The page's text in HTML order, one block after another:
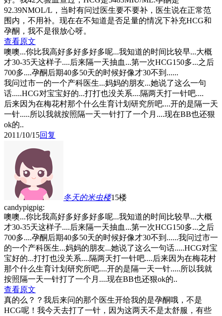
92.39NMOL/L，当时有问过医生要不要补，医生说在正常范
围内，不用补。现在在不知道是否足量的情况下补充HCG和
孕酮，我不是很放心呀。
查看原文
噢噢...你比我高好多好多好多呢...我知道的时间比较早...大概
才30-35天这样子....后来隔一天抽血...第一次HCG150多...之后
700多....孕酮后期40多50天的时候好像才30不到......
我问过市一的一个产科医生...妈妈的朋友...她说了这么一句
话.....HCG对宝宝好的...打打也没关系....隔两天打一针吧....
后来因为在梅花村那个什么生育计划研究所吧....开的是隔一天
一针.....所以我就按照隔一天一针打了一个月....现在BB也还狠
ok的..
2011/10/15回复
冬天的米虫楼15楼
candypigpig:
噢噢...你比我高好多好多好多呢...我知道的时间比较早...大概
才30-35天这样子....后来隔一天抽血...第一次HCG150多...之后
700多....孕酮后期40多50天的时候好像才30不到......我问过市一
的一个产科医生...妈妈的朋友...她说了这么一句话.....HCG对宝
宝好的...打打也没关系....隔两天打一针吧....后来因为在梅花村
那个什么生育计划研究所吧....开的是隔一天一针.....所以我就
按照隔一天一针打了一个月....现在BB也还狠ok的..
查看原文
真的么？？我后来问的那个医生开给我的是孕酮哦，不是
HCG呢！我今天去打了一针，因为这两天不是太舒服，有些